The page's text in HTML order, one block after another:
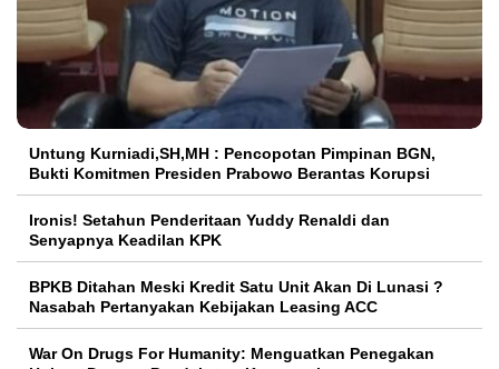
Untung Kurniadi,SH,MH : Pencopotan Pimpinan BGN,
Bukti Komitmen Presiden Prabowo Berantas Korupsi
Ironis! Setahun Penderitaan Yuddy Renaldi dan
Senyapnya Keadilan KPK
BPKB Ditahan Meski Kredit Satu Unit Akan Di Lunasi ?
Nasabah Pertanyakan Kebijakan Leasing ACC
War On Drugs For Humanity: Menguatkan Penegakan